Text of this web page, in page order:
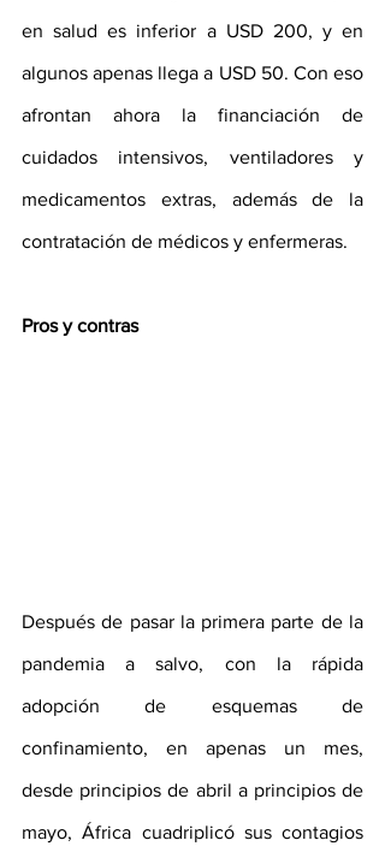
en salud es inferior a USD 200, y en
algunos apenas llega a USD 50. Con eso
afrontan ahora la financiación de
cuidados intensivos, ventiladores y
medicamentos extras, además de la
contratación de médicos y enfermeras.
Pros y contras
Después de pasar la primera parte de la
pandemia a salvo, con la rápida
adopción de esquemas de
confinamiento, en apenas un mes,
desde principios de abril a principios de
mayo, África cuadriplicó sus contagios